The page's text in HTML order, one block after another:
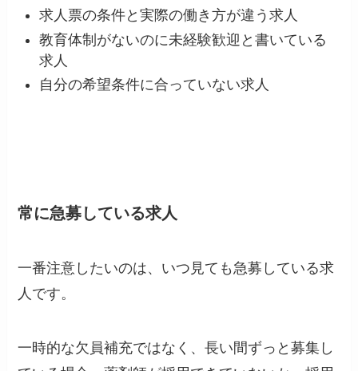
求人票の条件と実際の働き方が違う求人
教育体制がないのに未経験歓迎と書いている
求人
自分の希望条件に合っていない求人
常に急募している求人
一番注意したいのは、いつ見ても急募している求
人です。
一時的な欠員補充ではなく、長い間ずっと募集し